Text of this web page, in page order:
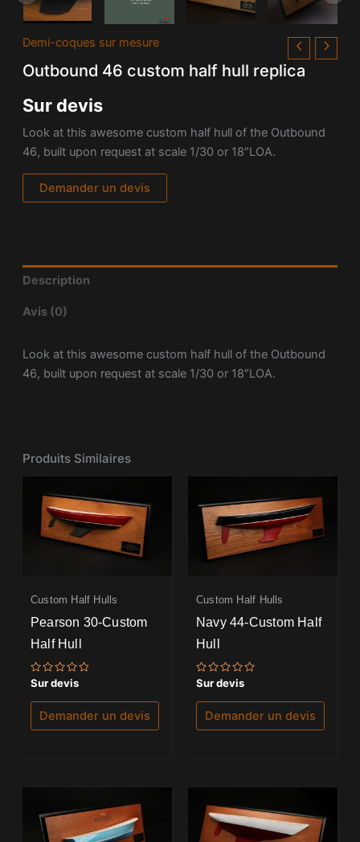
Demi-coques sur mesure
Outbound 46 custom half hull replica
Sur devis
Look at this awesome custom half hull of the Outbound
46, built upon request at scale 1/30 or 18″LOA.
Demander un devis
Description
Avis (0)
Look at this awesome custom half hull of the Outbound
46, built upon request at scale 1/30 or 18″LOA.
Produits Similaires
Custom Half Hulls
Pearson 30-Custom
Half Hull
Note
0
sur
Sur devis
Demander un devis
Custom Half Hulls
Navy 44-Custom Half
Hull
Note
0
sur
Sur devis
Demander un devis